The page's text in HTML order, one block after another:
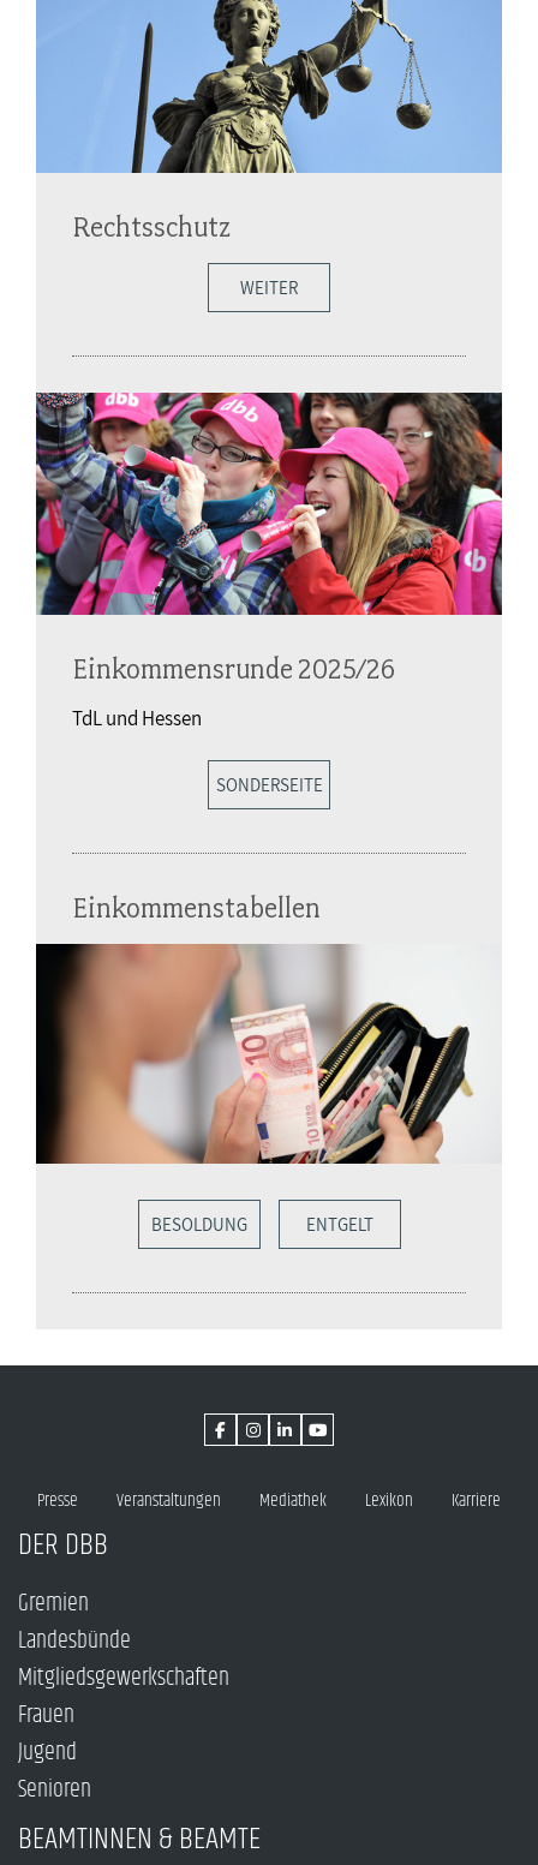
Rechtsschutz
WEITER
Einkommensrunde 2025/26
TdL und Hessen
SONDERSEITE
Einkommenstabellen
BESOLDUNG ENTGELT
Presse Veranstaltungen Mediathek Lexikon Karriere
DER DBB
Gremien
Landesbünde
Mitgliedsgewerkschaften
Frauen
Jugend
Senioren
BEAMTINNEN & BEAMTE